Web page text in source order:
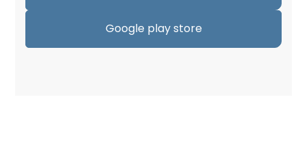
Google play store